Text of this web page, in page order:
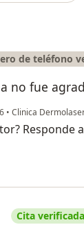
de teléfono
no fue
• Clinica
Responde
Cita verificada